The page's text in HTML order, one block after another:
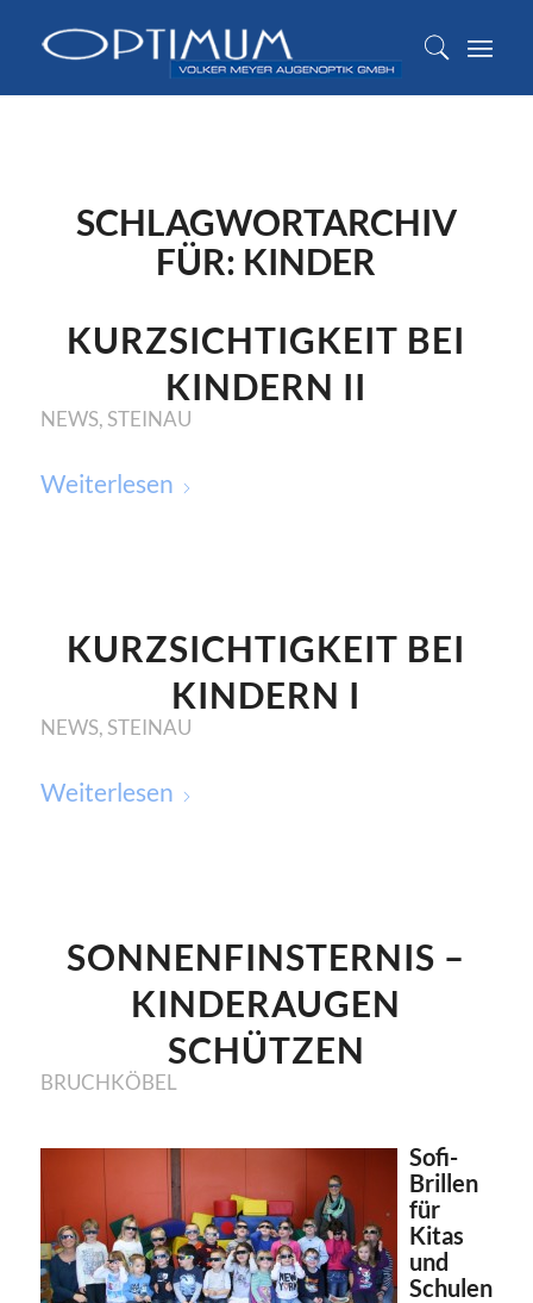
SCHLAGWORTARCHIV
FÜR: KINDER
KURZSICHTIGKEIT BEI
KINDERN II
NEWS, STEINAU
Weiterlesen
KURZSICHTIGKEIT BEI
KINDERN I
NEWS, STEINAU
Weiterlesen
SONNENFINSTERNIS –
KINDERAUGEN
SCHÜTZEN
BRUCHKÖBEL
Sofi-
Brillen
für
Kitas
und
Schulen